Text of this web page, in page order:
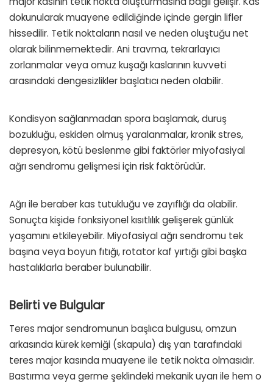
dokunularak muayene edildiğinde içinde gergin lifler
hissedilir. Tetik noktaların nasıl ve neden oluştuğu net
olarak bilinmemektedir. Ani travma, tekrarlayıcı
zorlanmalar veya omuz kuşağı kaslarının kuvveti
arasındaki dengesizlikler başlatıcı neden olabilir.
Kondisyon sağlanmadan spora başlamak, duruş
bozukluğu, eskiden olmuş yaralanmalar, kronik stres,
depresyon, kötü beslenme gibi faktörler miyofasiyal
ağrı sendromu gelişmesi için risk faktörüdür.
Ağrı ile beraber kas tutukluğu ve zayıflığı da olabilir.
Sonuçta kişide fonksiyonel kısıtlılık gelişerek günlük
yaşamını etkileyebilir. Miyofasiyal ağrı sendromu tek
başına veya boyun fıtığı, rotator kaf yırtığı gibi başka
hastalıklarla beraber bulunabilir.
Belirti ve Bulgular
Teres major sendromunun başlıca bulgusu, omzun
arkasında kürek kemiği (skapula) dış yan tarafındaki
teres major kasında muayene ile tetik nokta olmasıdır.
Bastırma veya germe şeklindeki mekanik uyarı ile hem o